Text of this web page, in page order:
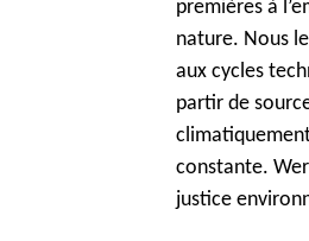
premières à
nature. Nous
aux cycles
partir de
constante.
justice